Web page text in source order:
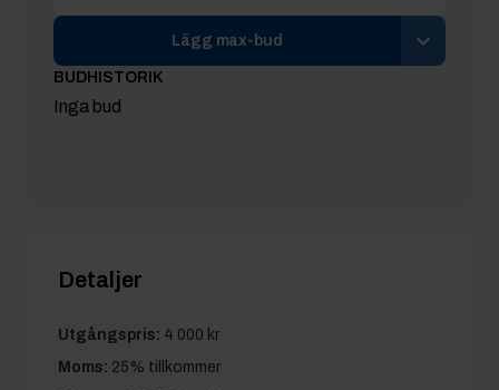
Lägg max-bud
BUDHISTORIK
Inga bud
Detaljer
Utgångspris: 4 000 kr
Moms: 25% tillkommer